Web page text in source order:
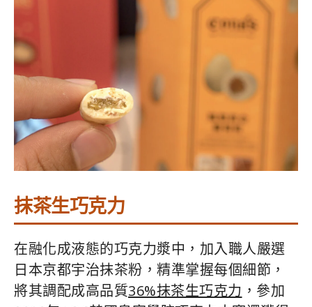
抹茶生巧克力
在融化成液態的巧克力漿中，加入職人嚴選
日本京都宇治抹茶粉，精準掌握每個細節，
將其調配成高品質36%抹茶生巧克力 ，參加